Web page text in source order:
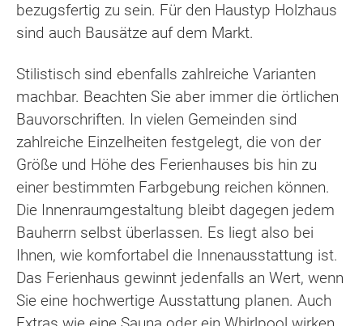
bezugsfertig zu sein. Für den Haustyp Holzhaus
sind auch Bausätze auf dem Markt.
Stilistisch sind ebenfalls zahlreiche Varianten
machbar. Beachten Sie aber immer die örtlichen
Bauvorschriften. In vielen Gemeinden sind
zahlreiche Einzelheiten festgelegt, die von der
Größe und Höhe des Ferienhauses bis hin zu
einer bestimmten Farbgebung reichen können.
Die Innenraumgestaltung bleibt dagegen jedem
Bauherrn selbst überlassen. Es liegt also bei
Ihnen, wie komfortabel die Innenausstattung ist.
Das Ferienhaus gewinnt jedenfalls an Wert, wenn
Sie eine hochwertige Ausstattung planen. Auch